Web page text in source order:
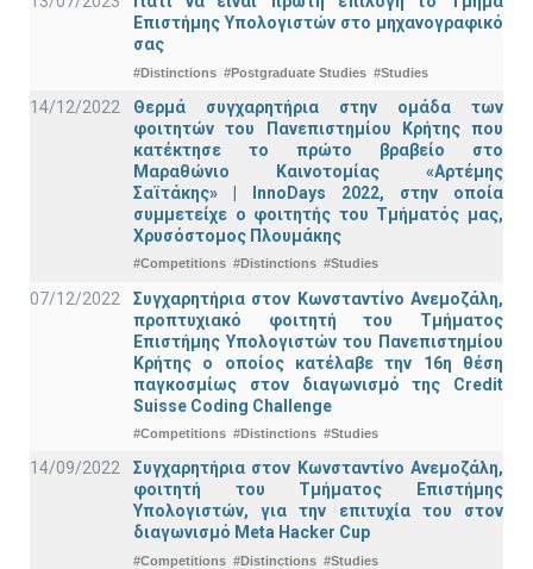
Επιστήμης Υπολογιστών στο μηχανογραφικό
σας
#Distinctions #Postgraduate Studies #Studies
14/12/2022
Θερμά συγχαρητήρια στην ομάδα των
φοιτητών του Πανεπιστημίου Κρήτης που
κατέκτησε το πρώτο βραβείο στο
Μαραθώνιο Καινοτομίας «Αρτέμης
Σαϊτάκης» | InnoDays 2022, στην οποία
συμμετείχε ο φοιτητής του Τμήματός μας,
Χρυσόστομος Πλουμάκης
#Competitions #Distinctions #Studies
07/12/2022
Συγχαρητήρια στον Κωνσταντίνο Ανεμοζάλη,
προπτυχιακό φοιτητή του Τμήματος
Επιστήμης Υπολογιστών του Πανεπιστημίου
Κρήτης ο οποίος κατέλαβε την 16η θέση
παγκοσμίως στον διαγωνισμό της Credit
Suisse Coding Challenge
#Competitions #Distinctions #Studies
14/09/2022
Συγχαρητήρια στον Κωνσταντίνο Ανεμοζάλη,
φοιτητή του Τμήματος Επιστήμης
Υπολογιστών, για την επιτυχία του στον
διαγωνισμό Meta Hacker Cup
#Competitions #Distinctions #Studies